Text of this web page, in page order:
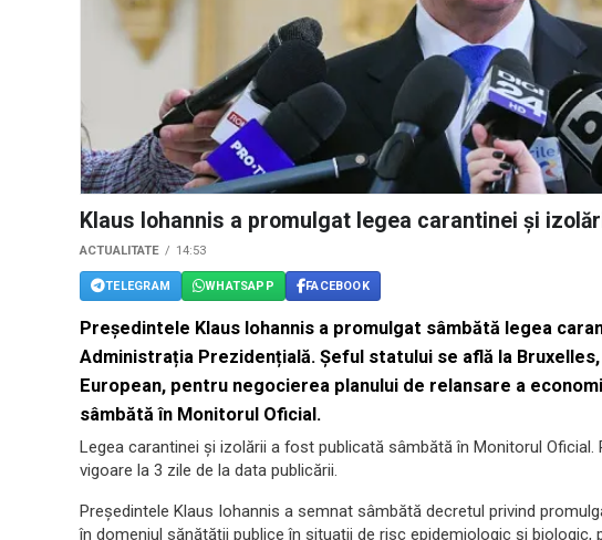
Klaus Iohannis a promulgat legea carantinei și
ACTUALITATE 14:53
TELEGRAM WHATSAPP FACEBOOK
Președintele Klaus Iohannis a promulgat sâmbătă legea
Administrația Prezidențială. Șeful statului se află la
European, pentru negocierea planului de relansare a
sâmbătă în Monitorul Oficial.
Legea carantinei și izolării a fost publicată sâmbătă în Monitorul Oficial.
vigoare la 3 zile de la data publicării.
Președintele Klaus Iohannis a semnat sâmbătă decretul privind
în domeniul sănătății publice în situații de risc epidemiologic și biologic,